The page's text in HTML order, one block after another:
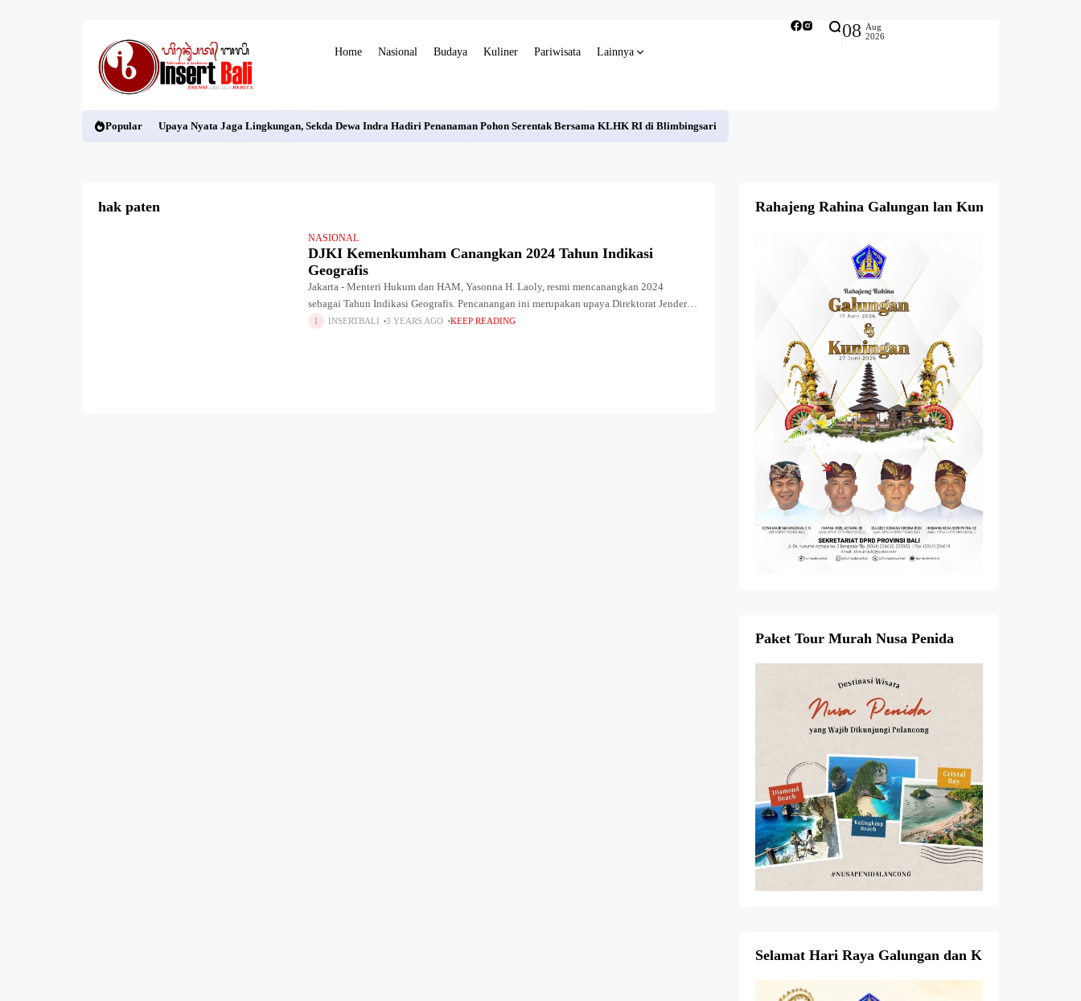
Home Nasional Budaya Kuliner Pariwisata Lainnya
08 Aug
2026
Popular Upaya Nyata Jaga Lingkungan, Sekda Dewa Indra Hadiri Penanaman Pohon Serentak Bersama KLHK RI di Blimbingsari
hak paten
NASIONAL
DJKI Kemenkumham Canangkan 2024 Tahun Indikasi
Geografis
Jakarta - Menteri Hukum dan HAM, Yasonna H. Laoly, resmi mencanangkan 2024
sebagai Tahun Indikasi Geografis. Pencanangan ini merupakan upaya Direktorat Jenderal
Kekayaan Intelektual (DJKI) Kementerian Hukum dan HAM (Kemenkumham)
INSERTBALI 3 YEARS AGO KEEP READING
Rahajeng Rahina Galungan lan Kuningan
Paket Tour Murah Nusa Penida
Selamat Hari Raya Galungan dan Kuningan